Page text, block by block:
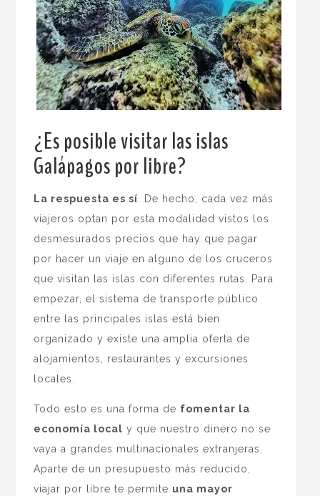
¿Es posible visitar las islas
Galápagos por libre?
La respuesta es sí . De hecho, cada vez más
viajeros optan por esta modalidad vistos los
desmesurados precios que hay que pagar
por hacer un viaje en alguno de los cruceros
que visitan las islas con diferentes rutas. Para
empezar, el sistema de transporte público
entre las principales islas está bien
organizado y existe una amplia oferta de
alojamientos, restaurantes y excursiones
locales.
Todo esto es una forma de fomentar la
economía local y que nuestro dinero no se
vaya a grandes multinacionales extranjeras.
Aparte de un presupuesto más reducido,
viajar por libre te permite una mayor